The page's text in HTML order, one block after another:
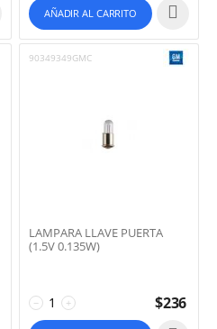
AÑADIR AL CARRITO
90349349GMC
LAMPARA LLAVE PUERTA
(1.5V 0.135W)
+
− $236